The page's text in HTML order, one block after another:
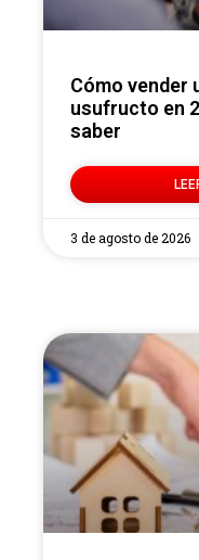
Cómo vender una vivienda con
usufructo en
saber
3 de agosto de 2026